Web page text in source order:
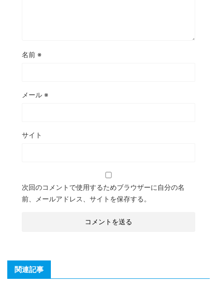
名前 ※
メール ※
サイト
次回のコメントで使用するためブラウザーに自分の名
前、メールアドレス、サイトを保存する。
関連記事